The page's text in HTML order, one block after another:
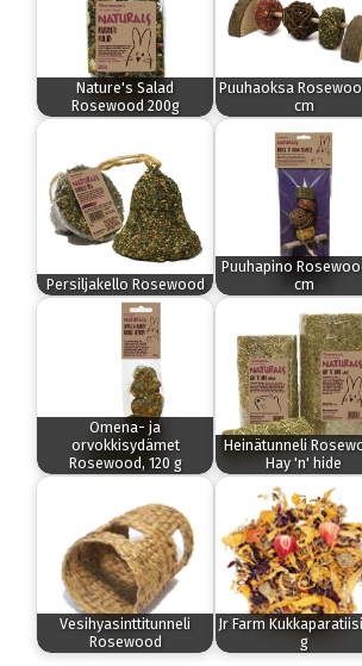
Nature's Salad
Rosewood 200g
Puuhaoksa
cm
Persiljakello Rosewood
Puuhapino
cm
Omena- ja
orvokkisydämet
Rosewood, 120 g
Heinätunneli
Hay 'n' hide
Vesihyasinttitunneli
Rosewood
Jr Farm
g